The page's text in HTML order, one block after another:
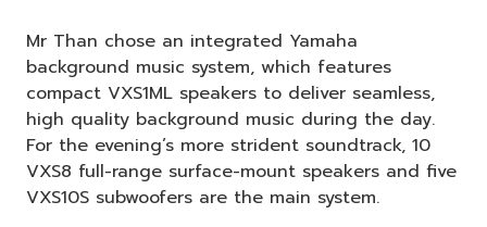
Mr Than chose an integrated Yamaha
background music system, which features
compact VXS1ML speakers to deliver seamless,
high quality background music during the day.
For the evening’s more strident soundtrack, 10
VXS8 full-range surface-mount speakers and five
VXS10S subwoofers are the main system.